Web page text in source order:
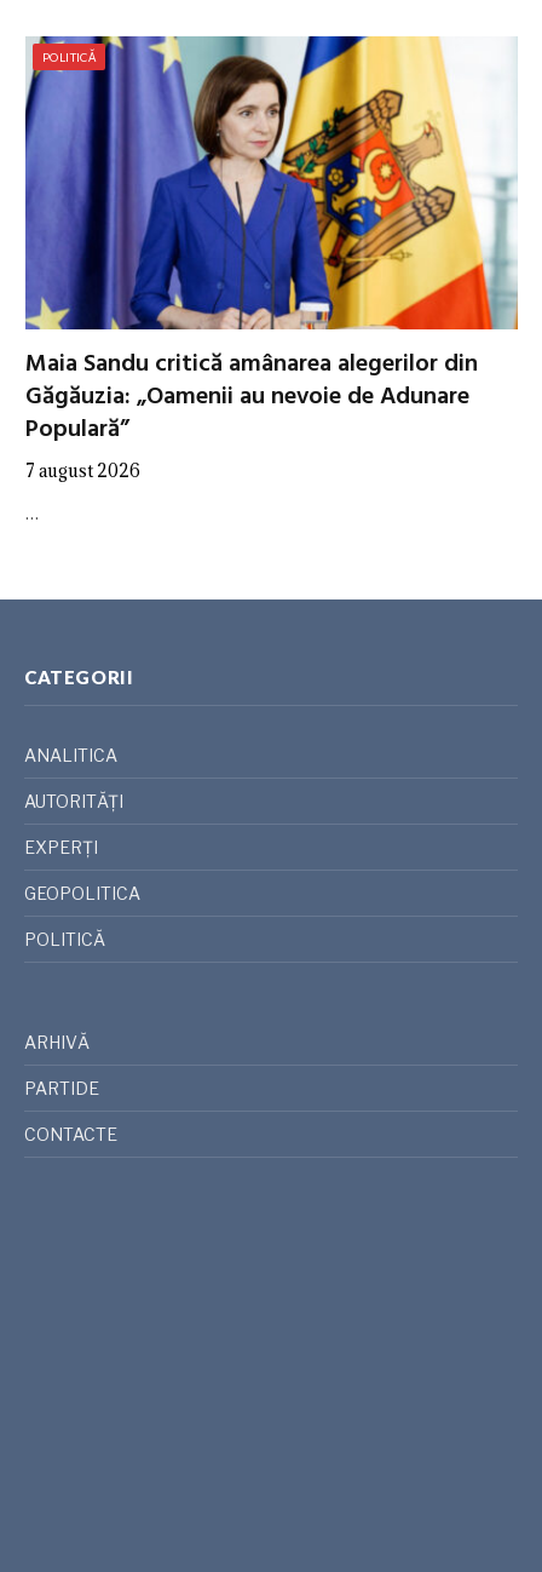
POLITICĂ
Maia Sandu critică amânarea alegerilor din
Găgăuzia: „Oamenii au nevoie de Adunare
Populară”
7 august 2026
…
CATEGORII
ANALITICA
AUTORITĂȚI
EXPERȚI
GEOPOLITICA
POLITICĂ
ARHIVĂ
PARTIDE
CONTACTE